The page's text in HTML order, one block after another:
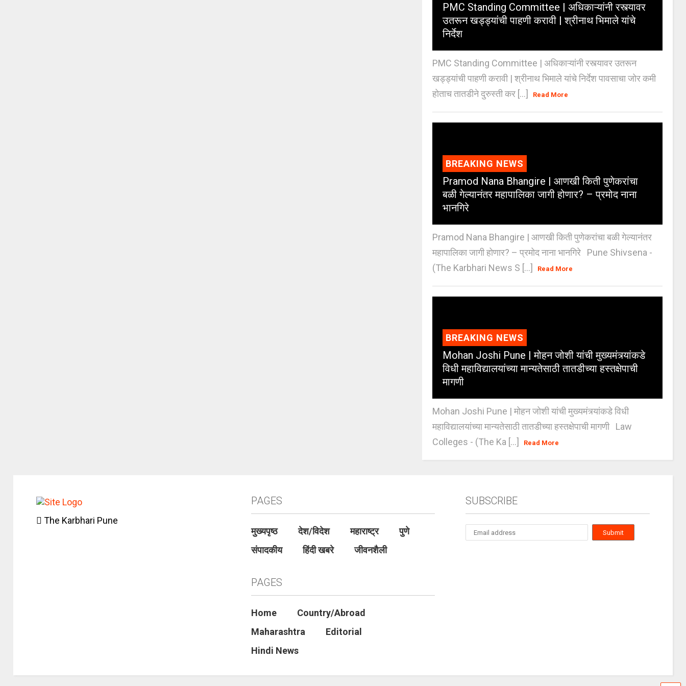
PMC Standing Committee | अधिकाऱ्यांनी रस्त्यावर
उतरून खड्ड्यांची पाहणी करावी | श्रीनाथ भिमाले यांचे
निर्देश
PMC Standing Committee | अधिकाऱ्यांनी रस्त्यावर उतरून
खड्ड्यांची पाहणी करावी | श्रीनाथ भिमाले यांचे निर्देश पावसाचा जोर कमी
होताच तातडीने दुरुस्ती कर [...]
Read More
BREAKING NEWS
Pramod Nana Bhangire | आणखी किती पुणेकरांचा
बळी गेल्यानंतर महापालिका जागी होणार? – प्रमोद नाना
भानगिरे
Pramod Nana Bhangire | आणखी किती पुणेकरांचा बळी गेल्यानंतर
महापालिका जागी होणार? – प्रमोद नाना भानगिरे Pune Shivsena -
(The Karbhari News S [...]
Read More
BREAKING NEWS
Mohan Joshi Pune | मोहन जोशी यांची मुख्यमंत्र्यांकडे
विधी महाविद्यालयांच्या मान्यतेसाठी तातडीच्या हस्तक्षेपाची
मागणी
Mohan Joshi Pune | मोहन जोशी यांची मुख्यमंत्र्यांकडे विधी
महाविद्यालयांच्या मान्यतेसाठी तातडीच्या हस्तक्षेपाची मागणी Law
Colleges - (The Ka [...]
Read More
The Karbhari Pune
PAGES
मुख्यपृष्ठ देश/विदेश महाराष्ट्र
पुणे
संपादकीय
हिंदी खबरे जीवनशैली
PAGES
Home
Country/Abroad
Maharashtra
Editorial
Hindi News
SUBSCRIBE